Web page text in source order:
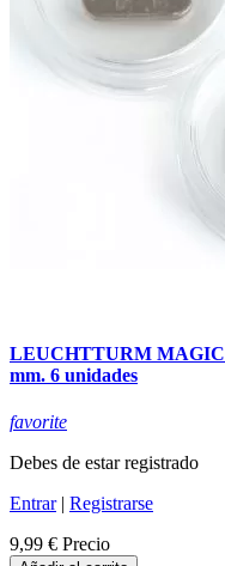
LEUCHTTURM MAGIC
mm. 6 unidades
favorite
Debes de estar registrado
Entrar| Registrarse
9,99 € Precio